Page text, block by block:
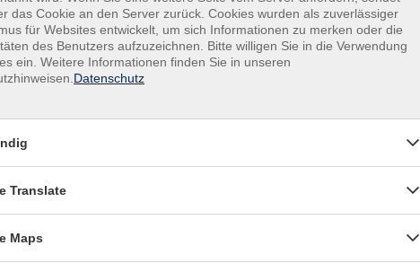
Und worauf sollte ich achten, damit ich am Ende
unabhängige Einführung in das neue System. Sie
wie die Förderung funktioniert und welche
praktische Orientierung, worauf es bei der Auswahl
Fehler vermeiden, die später teuer werden
selbstbestimmt und informiert angehen möchten –
Bedürfnisse.
18:00 Uhr
Dozent*in:
das Cookie an den Server zurück. Cookies wurden als zuverlässiger
für Websites entwickelt, um sich Informationen zu merken oder die
des Benutzers aufzuzeichnen. Bitte willigen Sie in die Verwendung
ein. Weitere Informationen finden Sie in unseren
Datenschutz
Translate
Maps